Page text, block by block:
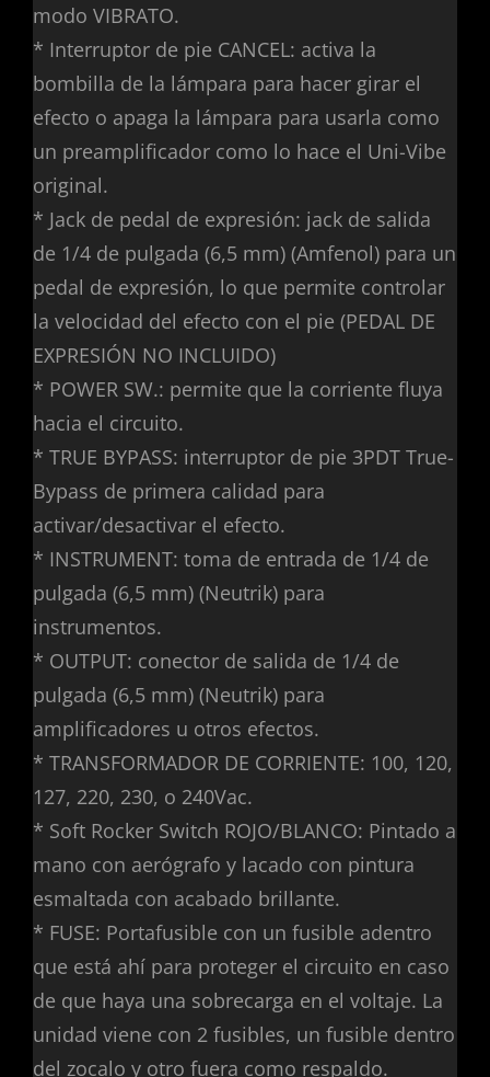
modo VIBRATO.
* Interruptor de pie CANCEL: activa la
bombilla de la lámpara para hacer girar el
efecto o apaga la lámpara para usarla como
un preamplificador como lo hace el Uni-Vibe
original.
* Jack de pedal de expresión: jack de salida
de 1/4 de pulgada (6,5 mm) (Amfenol) para un
pedal de expresión, lo que permite controlar
la velocidad del efecto con el pie (PEDAL DE
EXPRESIÓN NO INCLUIDO)
* POWER SW.: permite que la corriente fluya
hacia el circuito.
* TRUE BYPASS: interruptor de pie 3PDT True-
Bypass de primera calidad para
activar/desactivar el efecto.
* INSTRUMENT: toma de entrada de 1/4 de
pulgada (6,5 mm) (Neutrik) para
instrumentos.
* OUTPUT: conector de salida de 1/4 de
pulgada (6,5 mm) (Neutrik) para
amplificadores u otros efectos.
* TRANSFORMADOR DE CORRIENTE: 100, 120,
127, 220, 230, o 240Vac.
* Soft Rocker Switch ROJO/BLANCO: Pintado a
mano con aerógrafo y lacado con pintura
esmaltada con acabado brillante.
* FUSE: Portafusible con un fusible adentro
que está ahí para proteger el circuito en caso
de que haya una sobrecarga en el voltaje. La
unidad viene con 2 fusibles, un fusible dentro
del zocalo y otro fuera como respaldo.